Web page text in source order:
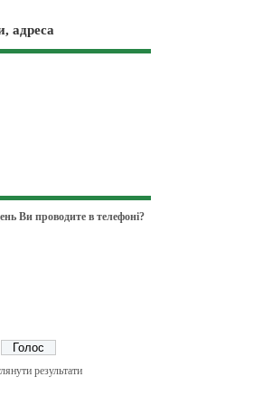
адреса
Ви проводите в телефоні?
результати